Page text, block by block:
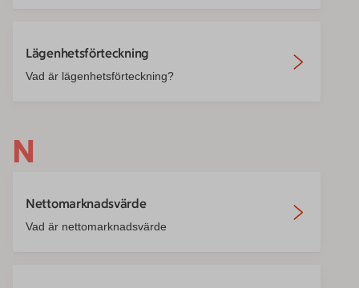
Lägenhetsförteckning
Vad är lägenhetsförteckning?
N
Nettomarknadsvärde
Vad är nettomarknadsvärde